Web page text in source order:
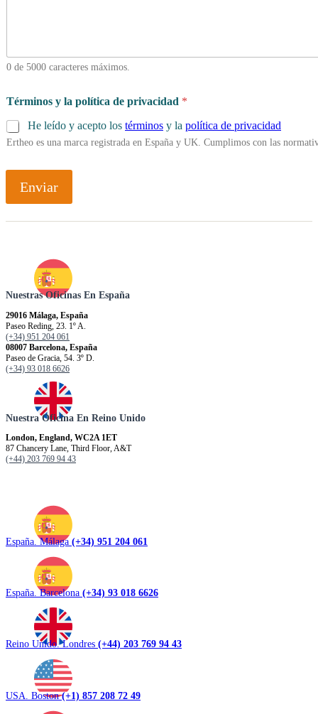
0 de 5000 caracteres máximos.
u
r
a
c
ó
c
Términos y la política de privacidad *
He leído y acepto los términos y la política de privacidad
Ertheo es una marca registrada en España y UK. Cumplimos con las
Enviar
Nuestras Oficinas En España
29016 Málaga, España
Paseo Reding, 23. 1º A.
(+34) 951 204 061
08007 Barcelona, España
Paseo de Gracia, 54. 3º D.
(+34) 93 018 6626
Nuestra Oficina En Reino Unido
London, England, WC2A 1ET
87 Chancery Lane, Third Floor, A&T
(+44) 203 769 94 43
España. Málaga (+34) 951 204 061
España. Barcelona (+34) 93 018 6626
Reino Unido. Londres (+44) 203 769 94 43
USA. Boston(+1) 857 208 72 49